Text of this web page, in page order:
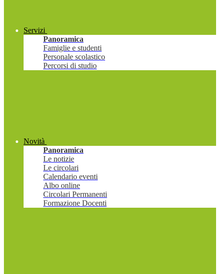
Servizi
Panoramica
Famiglie e studenti
Personale scolastico
Percorsi di studio
Novità
Panoramica
Le notizie
Le circolari
Calendario eventi
Albo online
Circolari Permanenti
Formazione Docenti